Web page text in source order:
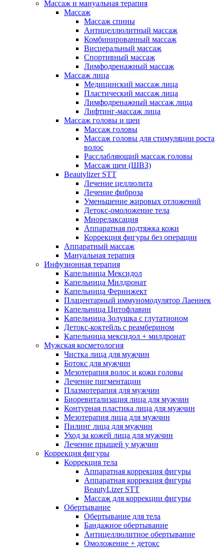
Массаж и мануальная терапия
Массаж
Массаж спины
Антицеллюлитный массаж
Комбинированный массаж
Висцеральный массаж
Спортивный массаж
Лимфодренажный массаж
Массаж лица
Медицинский массаж лица
Пластический массаж лица
Лимфодренажный массаж лица
Лифтинг-массаж лица
Массаж головы и шеи
Массаж головы
Массаж головы для стимуляции роста
волос
Расслабляющий массаж головы
Массаж шеи (ШВЗ)
Beautylizer STT
Лечение целлюлита
Лечение фиброза
Уменьшение жировых отложений
Детокс-омоложение тела
Миорелаксация
Аппаратная подтяжка кожи
Коррекция фигуры без операции
Аппаратный массаж
Мануальная терапия
Инфузионная терапия
Капельница Мексидол
Капельница Милдронат
Капельница Феринжект
Плацентарный иммуномодулятор Лаеннек
Капельница Цитофлавин
Капельница Золушка с глутатионом
Детокс-коктейль с реамберином
Капельница мексидол + милдронат
Мужская косметология
Чистка лица для мужчин
Ботокс для мужчин
Мезотерапия волос и кожи головы
Лечение пигментации
Плазмотерапия для мужчин
Биоревитализация лица для мужчин
Контурная пластика лица для мужчин
Мезотерапия лица для мужчин
Пилинг лица для мужчин
Уход за кожей лица для мужчин
Лечение прыщей у мужчин
Коррекция фигуры
Коррекция тела
Аппаратная коррекция фигуры
Аппаратная коррекция фигуры
BeautyLizer STT
Массаж для коррекции фигуры
Обертывание
Обертывание для тела
Бандажное обертывание
Антицеллюлитное обертывание
Омоложение + детокс